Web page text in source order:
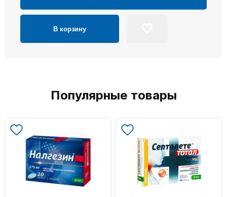
В корзину
Популярные товары